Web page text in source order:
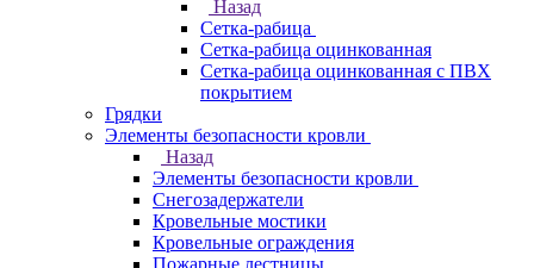
Назад
Сетка-рабица
Сетка-рабица оцинкованная
Сетка-рабица оцинкованная с ПВХ
покрытием
Грядки
Элементы безопасности кровли
Назад
Элементы безопасности кровли
Снегозадержатели
Кровельные мостики
Кровельные ограждения
Пожарные лестницы